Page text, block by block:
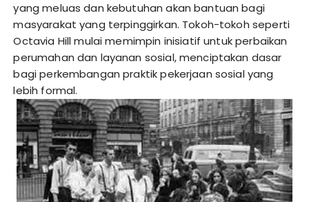
yang meluas dan kebutuhan akan bantuan bagi
masyarakat yang terpinggirkan. Tokoh-tokoh seperti
Octavia Hill mulai memimpin inisiatif untuk perbaikan
perumahan dan layanan sosial, menciptakan dasar
bagi perkembangan praktik pekerjaan sosial yang
lebih formal.